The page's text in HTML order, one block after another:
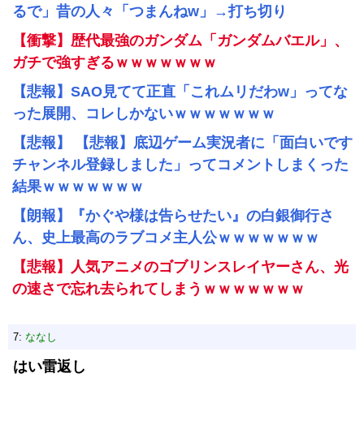
るで」昔の人々「つまんねw」→打ち切り
【衝撃】歴代最強のガンダム「ガンダムバエル」、
ガチで強すぎるｗｗｗｗｗｗｗ
【悲報】SAO見てて正直「これムリだわw」ってな
った展開、コレしかないｗｗｗｗｗｗｗ
【悲報】 【悲報】底辺ゲーム実況者に「面白いです
チャンネル登録しました」ってコメントしまくった
結果ｗｗｗｗｗｗｗ
【朗報】『かぐや様は告らせたい』の白銀御行さ
ん、史上最高のラブコメ主人公ｗｗｗｗｗｗｗ
【悲報】人気アニメのゴブリンスレイヤーさん、光
の速さで忘れ去られてしまうｗｗｗｗｗｗｗ
7: ななし
はい雷返し